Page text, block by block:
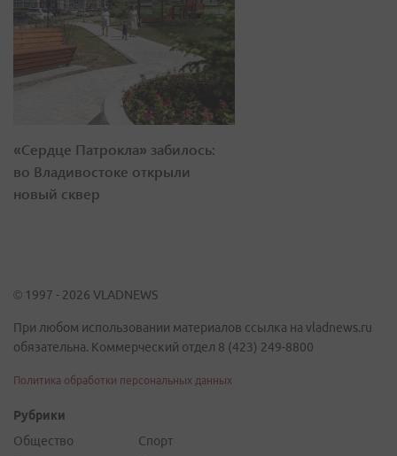
«Сердце Патрокла» забилось:
во Владивостоке открыли
новый сквер
© 1997 - 2026 VLADNEWS
При любом использовании материалов ссылка на vladnews.ru
обязательна. Коммерческий отдел 8 (423) 249-8800
Политика обработки персональных данных
Рубрики
Общество
Спорт